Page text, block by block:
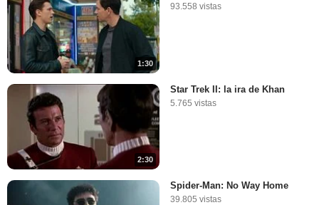
1:30
93.558 vistas
2:30
Star Trek II: la ira de Khan
5.765 vistas
Spider-Man: No Way Home
39.805 vistas